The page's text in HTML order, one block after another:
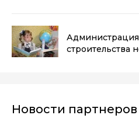
строительства
Новости партнеров